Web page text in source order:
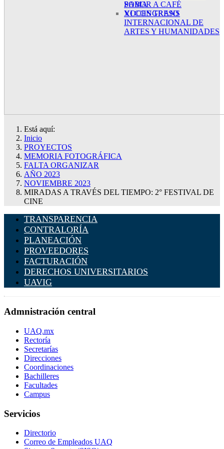
SABOR A CAFÉ
XI CONGRESO
INTERNACIONAL DE
ARTES Y HUMANIDADES
POMA
VOCES TRANS
Está aquí:
Inicio
PROYECTOS
MEMORIA FOTOGRÁFICA
FALTA ORGANIZAR
AÑO 2023
NOVIEMBRE 2023
MIRADAS A TRAVÉS DEL TIEMPO: 2° FESTIVAL DE
CINE
TRANSPARENCIA
CONTRALORÍA
PLANEACIÓN
PROVEEDORES
FACTURACIÓN
DERECHOS UNIVERSITARIOS
UAVIG
Admnistración central
UAQ.mx
Rectoría
Secretarías
Direcciones
Coordinaciones
Bachilleres
Facultades
Campus
Servicios
Directorio
Correo de Empleados UAQ